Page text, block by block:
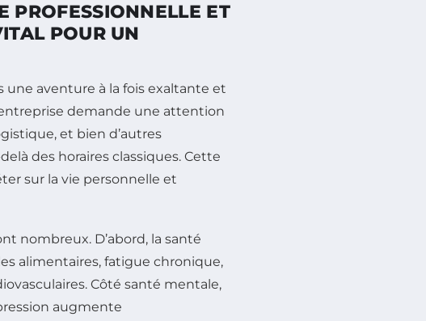
PROFESSIONNELLE ET
POUR UN
une aventure à la fois exaltante et
demande une attention
et bien d’autres
des horaires classiques. Cette
sur la vie personnelle et
nombreux. D’abord, la santé
alimentaires, fatigue chronique,
Côté santé mentale,
augmente